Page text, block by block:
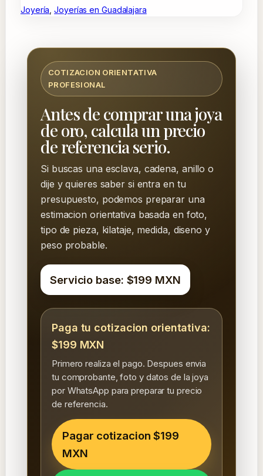
Joyería , Joyerías en Guadalajara
COTIZACION ORIENTATIVA
PROFESIONAL
Antes de comprar una joya
de oro, calcula un precio
de referencia serio.
Si buscas una esclava, cadena, anillo o
dije y quieres saber si entra en tu
presupuesto, podemos preparar una
estimacion orientativa basada en foto,
tipo de pieza, kilataje, medida, diseno y
peso probable.
Servicio base: $199 MXN
Paga tu cotizacion orientativa:
$199 MXN
Primero realiza el pago. Despues envia
tu comprobante, foto y datos de la joya
por WhatsApp para preparar tu precio
de referencia.
Pagar cotizacion $199
MXN